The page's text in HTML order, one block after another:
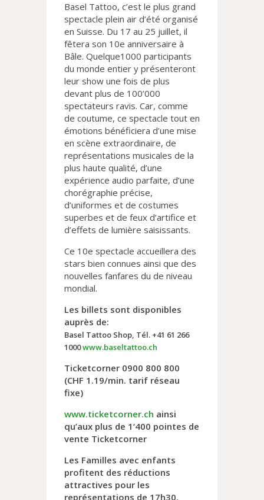
Basel Tattoo, c’est le plus grand
spectacle plein air d’été organisé
en Suisse. Du 17 au 25 juillet, il
fêtera son 10e anniversaire à
Bâle. Quelque1000 participants
du monde entier y présenteront
leur show une fois de plus
devant plus de 100’000
spectateurs ravis. Car, comme
de coutume, ce spectacle tout en
émotions bénéficiera d’une mise
en scène extraordinaire, de
représentations musicales de la
plus haute qualité, d’une
expérience audio parfaite, d’une
chorégraphie précise,
d’uniformes et de costumes
superbes et de feux d’artifice et
d’effets de lumière saisissants.
Ce 10e spectacle accueillera des
stars bien connues ainsi que des
nouvelles fanfares du de niveau
mondial.
Les billets sont disponibles
auprès de:
Basel Tattoo Shop, Tél. +41 61 266
1000www.baseltattoo.ch
Ticketcorner 0900 800 800
(CHF 1.19/min. tarif réseau
fixe)
www.ticketcorner.ch ainsi
qu’aux plus de 1‘400 pointes de
vente Ticketcorner
Les Familles avec enfants
profitent des réductions
attractives pour les
représentations de 17h30.